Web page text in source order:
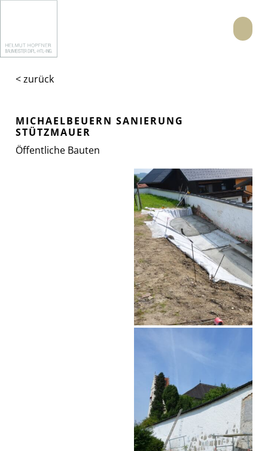
Menü
< zurück
MICHAELBEUERN SANIERUNG
STÜTZMAUER
Öffentliche Bauten